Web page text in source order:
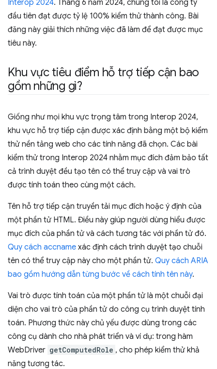
Interop 2024. Tháng 6 năm 2024, chúng tôi là công ty
đầu tiên đạt được tỷ lệ 100% kiểm thử thành công. Bài
đăng này giải thích những việc đã làm để đạt được mục
tiêu này.
Khu vực tiêu điểm hỗ trợ tiếp cận bao
gồm những gì?
Giống như mọi khu vực trọng tâm trong Interop 2024,
khu vực hỗ trợ tiếp cận được xác định bằng một bộ kiểm
thử nền tảng web cho các tính năng đã chọn. Các bài
kiểm thử trong Interop 2024 nhằm mục đích đảm bảo tất
cả trình duyệt đều tạo tên có thể truy cập và vai trò
được tính toán theo cùng một cách.
Tên hỗ trợ tiếp cận truyền tải mục đích hoặc ý định của
một phần tử HTML. Điều này giúp người dùng hiểu được
mục đích của phần tử và cách tương tác với phần tử đó.
Quy cách accname xác định cách trình duyệt tạo chuỗi
tên có thể truy cập này cho một phần tử. Quy cách ARIA
bao gồm hướng dẫn từng bước về cách tính tên này.
Vai trò được tính toán của một phần tử là một chuỗi đại
diện cho vai trò của phần tử do công cụ trình duyệt tính
toán. Phương thức này chủ yếu được dùng trong các
công cụ dành cho nhà phát triển và ví dụ: trong hàm
WebDriver getComputedRole , cho phép kiểm thử khả
năng tương tác.